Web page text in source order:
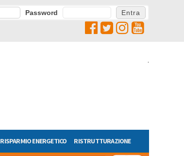
Password
.
RISPARMIO ENERGETICO RISTRUTTURAZIONE